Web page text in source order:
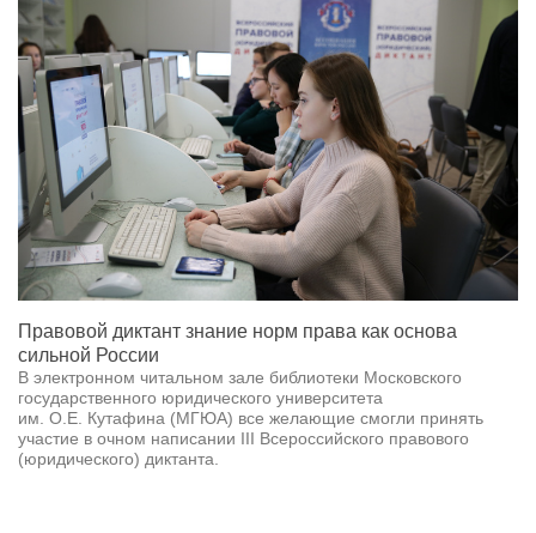
Правовой диктант знание норм права как основа
сильной России
В электронном читальном зале библиотеки Московского
государственного юридического университета
им. О.Е. Кутафина (МГЮА) все желающие смогли принять
участие в очном написании III Всероссийского правового
(юридического) диктанта.